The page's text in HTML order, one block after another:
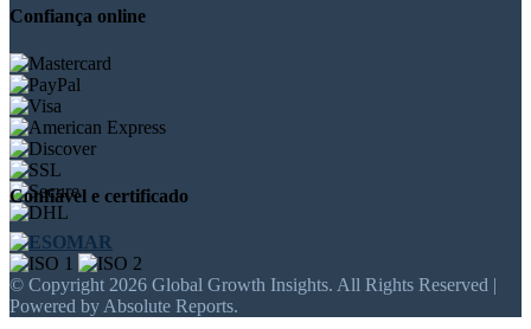
Confiança online
Confiável e certificado
© Copyright 2026 Global Growth Insights. All Rights Reserved |
Powered by Absolute Reports.